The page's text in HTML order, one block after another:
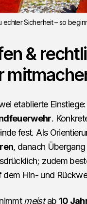
echter Sicherheit – so
&
etablierte
.
fest. Als
, danach
zudem
dem Hin- und
nimmtmeistab 10